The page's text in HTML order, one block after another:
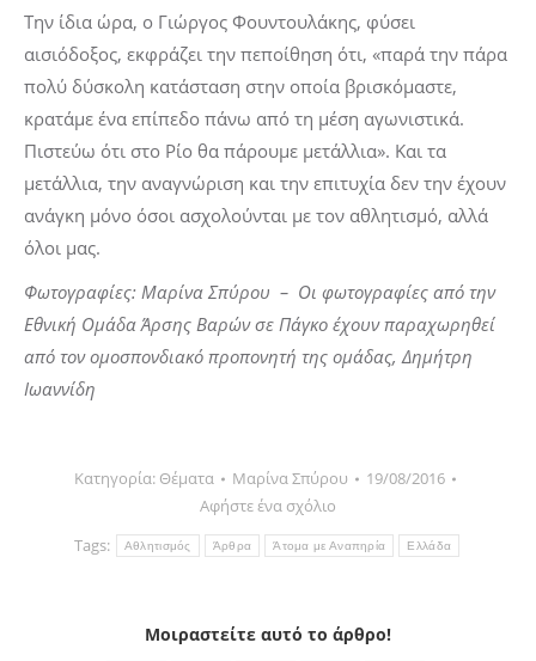
Την ίδια ώρα, ο Γιώργος Φουντουλάκης, φύσει
αισιόδοξος, εκφράζει την πεποίθηση ότι, «παρά την πάρα
πολύ δύσκολη κατάσταση στην οποία βρισκόμαστε,
κρατάμε ένα επίπεδο πάνω από τη μέση αγωνιστικά.
Πιστεύω ότι στο Ρίο θα πάρουμε μετάλλια». Και τα
μετάλλια, την αναγνώριση και την επιτυχία δεν την έχουν
ανάγκη μόνο όσοι ασχολούνται με τον αθλητισμό, αλλά
όλοι μας.
Φωτογραφίες: Μαρίνα Σπύρου – Οι φωτογραφίες από την
Εθνική Ομάδα Άρσης Βαρών σε Πάγκο έχουν παραχωρηθεί
από τον ομοσπονδιακό προπονητή της ομάδας, Δημήτρη
Ιωαννίδη
Κατηγορία: Θέματα Μαρίνα Σπύρου
19/08/2016
Αφήστε ένα σχόλιο
Tags:
Αθλητισμός Άρθρα Άτομα με Αναπηρία Ελλάδα
Μοιραστείτε αυτό το άρθρο!